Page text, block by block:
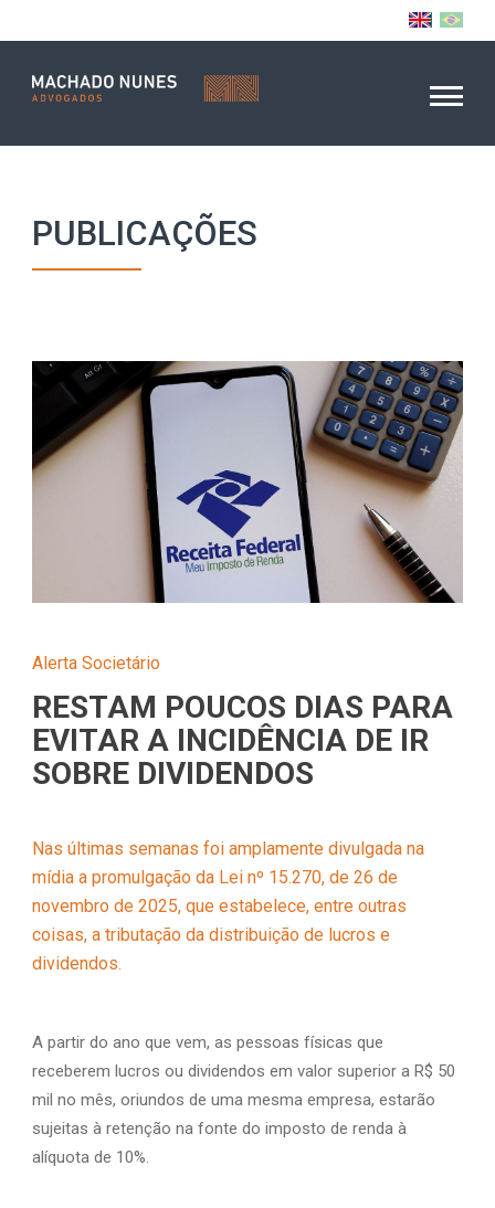
PUBLICAÇÕES
Alerta Societário
RESTAM POUCOS DIAS PARA
EVITAR A INCIDÊNCIA DE IR
SOBRE DIVIDENDOS
Nas últimas semanas foi amplamente divulgada na
mídia a promulgação da Lei nº 15.270, de 26 de
novembro de 2025, que estabelece, entre outras
coisas, a tributação da distribuição de lucros e
dividendos.
A partir do ano que vem, as pessoas físicas que
receberem lucros ou dividendos em valor superior a R$ 50
mil no mês, oriundos de uma mesma empresa, estarão
sujeitas à retenção na fonte do imposto de renda à
alíquota de 10%.